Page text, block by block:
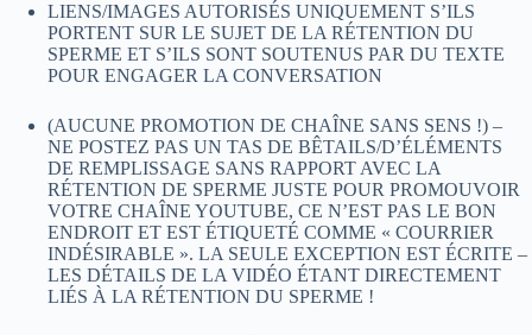
LIENS/IMAGES AUTORISÉS UNIQUEMENT S’ILS
PORTENT SUR LE SUJET DE LA RÉTENTION DU
SPERME ET S’ILS SONT SOUTENUS PAR DU TEXTE
POUR ENGAGER LA CONVERSATION
(AUCUNE PROMOTION DE CHAÎNE SANS SENS !) –
NE POSTEZ PAS UN TAS DE BÊTAILS/D’ÉLÉMENTS
DE REMPLISSAGE SANS RAPPORT AVEC LA
RÉTENTION DE SPERME JUSTE POUR PROMOUVOIR
VOTRE CHAÎNE YOUTUBE, CE N’EST PAS LE BON
ENDROIT ET EST ÉTIQUETÉ COMME « COURRIER
INDÉSIRABLE ». LA SEULE EXCEPTION EST ÉCRITE –
LES DÉTAILS DE LA VIDÉO ÉTANT DIRECTEMENT
LIÉS À LA RÉTENTION DU SPERME !